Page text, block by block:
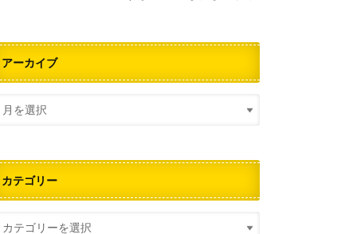
アーカイブ
カテゴリー